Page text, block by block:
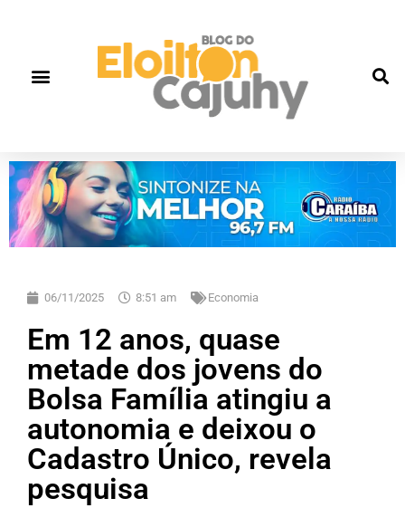
06/11/2025 8:51 am Economia
Em 12 anos, quase
metade dos jovens do
Bolsa Família atingiu a
autonomia e deixou o
Cadastro Único, revela
pesquisa